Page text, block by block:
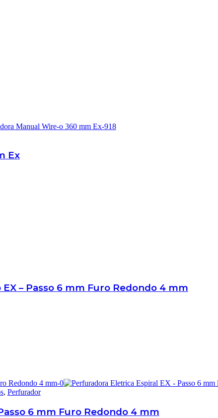
Ex
– Passo 6 mm Furo Redondo 4 mm
, Perfurador
6 mm Furo Redondo 4 mm